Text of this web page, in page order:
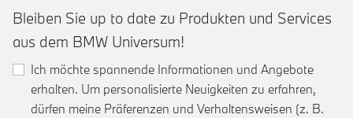
Bleiben Sie up to date zu Produkten und Services
aus dem BMW Universum!
Ich möchte spannende Informationen und Angebote
erhalten. Um personalisierte Neuigkeiten zu erfahren,
dürfen meine Präferenzen und Verhaltensweisen (z. B.